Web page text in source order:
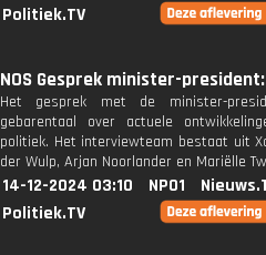
Politiek.TV
NOS Gesprek minister-
Het gesprek met de minister-
gebarentaal over actuele
politiek. Het interviewteam bestaat uit
der Wulp, Arjan Noorlander en Mariëlle
14-12-2024 03:10 NPO1
Politiek.TV